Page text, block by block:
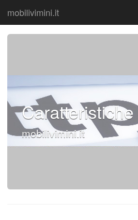
mobilivimini.it
Caratteristiche
mobilivimini.it